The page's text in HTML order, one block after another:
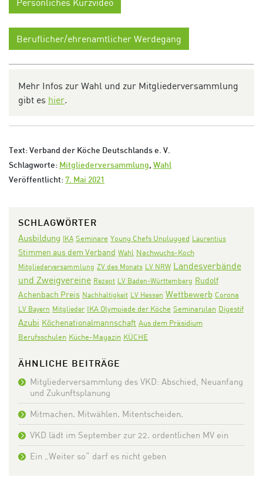
Persönliches Kurzvideo
Beruflicher/ehrenamtlicher Werdegang
Mehr Infos zur Wahl und zur Mitgliederversammlung
gibt es hier.
Text: Verband der Köche Deutschlands e. V.
Schlagworte: Mitgliederversammlung, Wahl
Veröffentlicht: 7. Mai 2021
SCHLAGWÖRTER
Ausbildung IKA Seminare Young Chefs Unplugged Laurentius
Stimmen aus dem Verband Wahl Nachwuchs-Koch
Mitgliederversammlung ZV des Monats LV NRW Landesverbände
und Zweigvereine Rezept LV Baden-Württemberg Rudolf
Achenbach Preis Nachhaltigkeit LV Hessen Wettbewerb Corona
LV Bayern Mitglieder IKA Olympiade der Köche Seminarplan Digestif
Azubi Köchenationalmannschaft Aus dem Präsidium
Berufsschulen Küche-Magazin KÜCHE
ÄHNLICHE BEITRÄGE
Mitgliederversammlung des VKD: Abschied, Neuanfang
und Zukunftsplanung
Mitmachen. Mitwählen. Mitentscheiden.
VKD lädt im September zur 22. ordentlichen MV ein
Ein „Weiter so“ darf es nicht geben